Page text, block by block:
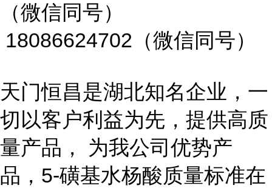
（微信同号）
18086624702（微信同号）
天门恒昌是湖北知名企业，一
切以客户利益为先，提供高质
量产品， 为我公司优势产
品，5-磺基水杨酸质量标准在